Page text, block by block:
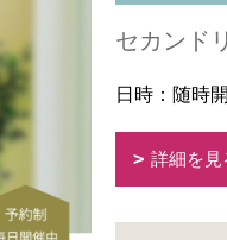
セカンド
日時：随時
詳細を見